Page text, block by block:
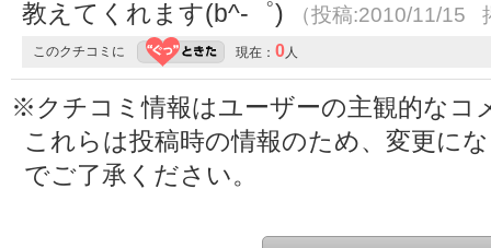
教えてくれます(b^-゜) （投稿:2010/11/15
このクチコミに 現在： 0 人
※クチコミ情報はユーザーの主観的なコ
これらは投稿時の情報のため、変更に
でご了承ください。